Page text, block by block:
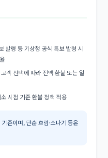
발령 등 기상청 공식 특보 발령 시
객 선택에 따라 전액 환불 또는 일
시점 기준 환불 정책 적용
준이며, 단순 흐림·소나기 등은